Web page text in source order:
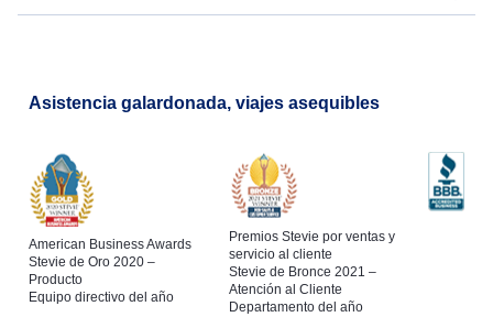
Asistencia galardonada, viajes asequibles
American Business Awards
Stevie de Oro 2020 –
Producto
Equipo directivo del año
Premios Stevie por ventas y
servicio al cliente
Stevie de Bronce 2021 –
Atención al Cliente
Departamento del año